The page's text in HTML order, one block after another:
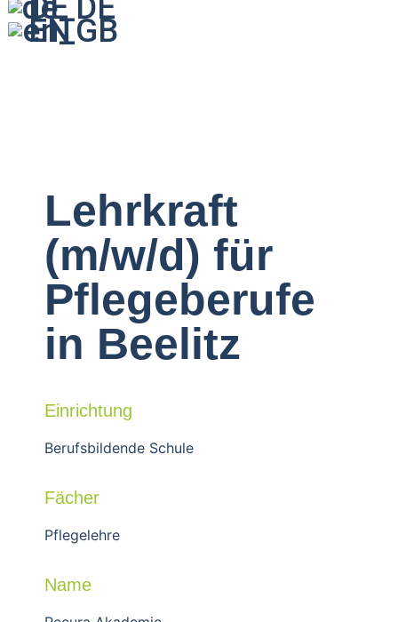
EN
Lehrkraft
(m/w/d) für
Pflegeberufe
in Beelitz
Einrichtung
Berufsbildende Schule
Fächer
Pflegelehre
Name